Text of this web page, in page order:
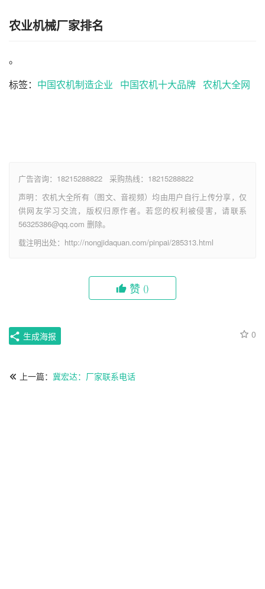
农业机械厂家排名
。
标签： 中国农机制造企业 中国农机十大品牌 农机大全网
广告咨询：18215288822 采购热线：18215288822
声明：农机大全所有（图文、音视频）均由用户自行上传分享，仅
供网友学习交流，版权归原作者。若您的权利被侵害，请联系
56325386@qq.com 删除。
载注明出处：http://nongjidaquan.com/pinpai/285313.html
赞 ()
0
生成海报
上一篇： 冀宏达：厂家联系电话